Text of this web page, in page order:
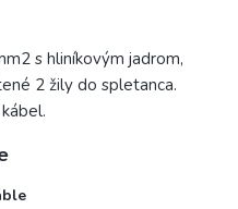
s hliníkovým jadrom,
2 žily do spletanca.